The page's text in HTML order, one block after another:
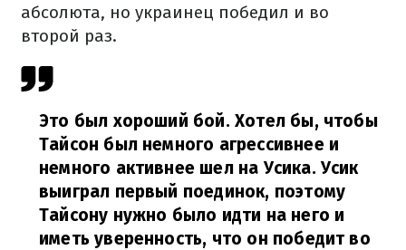
абсолюта, но украинец победил и во
второй раз.
Это был хороший бой. Хотел бы, чтобы
Тайсон был немного агрессивнее и
немного активнее шел на Усика. Усик
выиграл первый поединок, поэтому
Тайсону нужно было идти на него и
иметь уверенность, что он победит во